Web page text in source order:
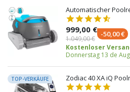
Automatischer
999,00 €
1.049,00 €
-50,00 €
Kostenloser
Donnerstag 13 de
TOP-VERKÄUFE Zodiac 40 XA iQ